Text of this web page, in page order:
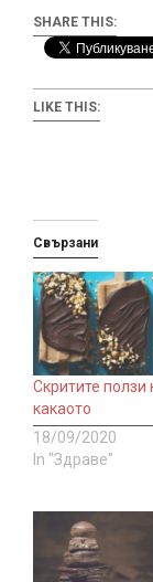
SHARE THIS:
LIKE THIS:
Свързани
Скритите ползи
какаото
18/09/2020
In "Здраве"